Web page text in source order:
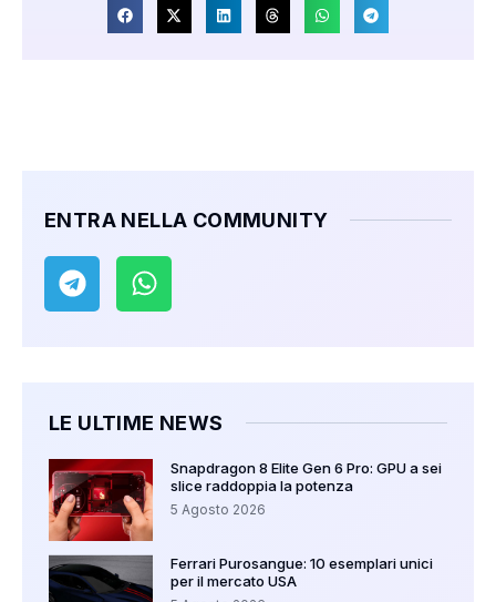
ENTRA NELLA COMMUNITY
LE ULTIME NEWS
Snapdragon 8 Elite Gen 6 Pro: GPU a sei
slice raddoppia la potenza
5 Agosto 2026
Ferrari Purosangue: 10 esemplari unici
per il mercato USA